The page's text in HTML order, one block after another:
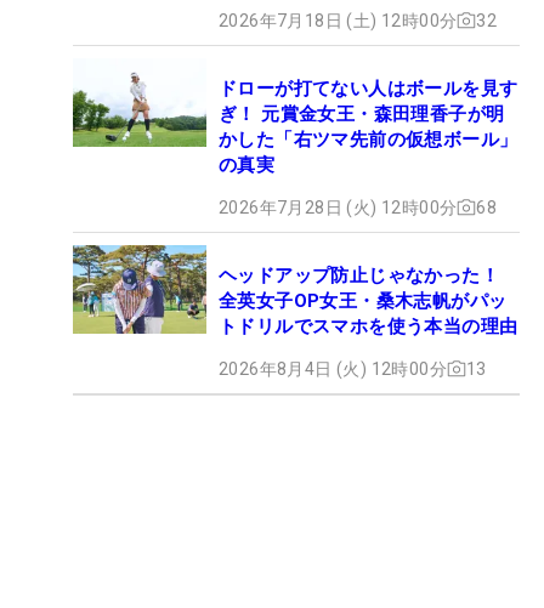
2026年7月18日 (土) 12時00分 32
ドローが打てない人はボールを見す
ぎ！ 元賞金女王・森田理香子が明
かした「右ツマ先前の仮想ボール」
の真実
2026年7月28日 (火) 12時00分 68
ヘッドアップ防止じゃなかった！
全英女子OP女王・桑木志帆がパッ
トドリルでスマホを使う本当の理由
2026年8月4日 (火) 12時00分 13